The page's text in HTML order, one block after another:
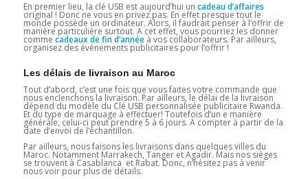
En premier lieu, la clé USB est aujourd’hui un cadeau d’affaires
original ! Donc ne vous en privez pas. En effet presque tout le
monde possède un ordinateur. Alors, il faudrait penser à l’offrir de
manière particulière surtout. A cet effet, vous pourriez les donner
comme cadeaux de fin d’annéeà vos collaborateurs. Par ailleurs,
organisez des évènements publicitaires pour l’offrir !
Les délais de livraison au Maroc
Tout d’abord, c’est une fois que vous faites votre commande que
nous enclenchons la livraison. Par ailleurs, le délai de la livraison
dépend du modèle du Clé USB personnalisée publicitaire Rwanda.
Et du type de marquage à effectuer! Toutefois d’un e manière
générale, celui-ci peut prendre 5 à 6 jours. A compter à partir de la
date d’envoi de l’échantillon.
Par ailleurs, nous faisons les livraisons dans quelques villes du
Maroc. Notamment Marrakech, Tanger et Agadir. Mais nos sièges
se trouvent à Casablanca et Rabat. Donc, n’hésitez pas à venir
nous voir pour plus de détails.